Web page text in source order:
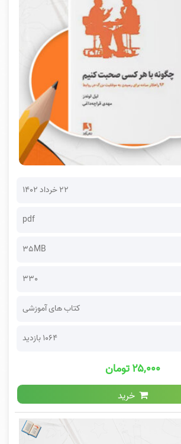
۲۲ خرداد ۱۴۰۲
pdf
35MB
330
کتاب های آموزشی
1064 بازدید
۲۵,۰۰۰ تومان
خرید